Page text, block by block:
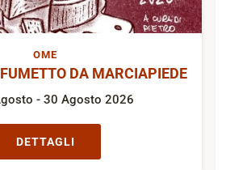
OME
DA MARCIAPIEDE
- 30 Agosto 2026
DETTAGLI